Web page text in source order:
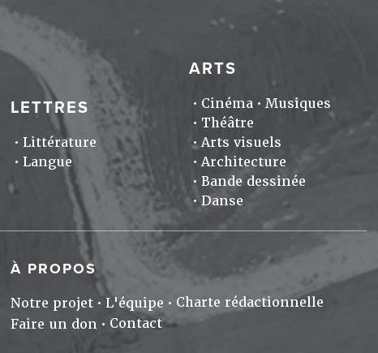
LETTRES
Littérature
Langue
ARTS
Cinéma
Musiques
Théâtre
Arts visuels
Architecture
Bande dessinée
Danse
À PROPOS
Notre projet L'équipe
Charte rédactionnelle
Faire un don
Contact